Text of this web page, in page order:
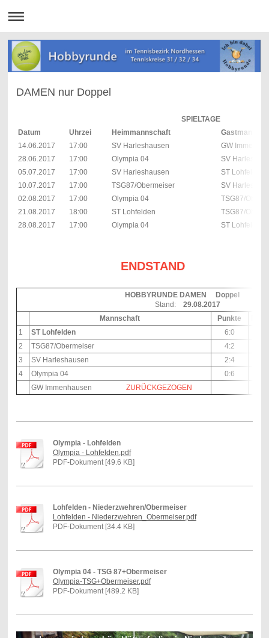
DAMEN nur Doppel
SPIELTAGE
Datum
Uhrzei Heimmannschaft
14.06.2017
17:00 SV Harleshausen
GW
28.06.2017
17:00 Olympia 04
SV
05.07.2017
17:00 SV Harleshausen
ST Lohfelden
10.07.2017
17:00 TSG87/Obermeiser
SV
02.08.2017
17:00 Olympia 04
TSG87/
21.08.2017
18:00 ST Lohfelden
TSG87/
28.08.2017
17:00 Olympia 04 ST Lohfelden
ENDSTAND
HOBBYRUNDE DAMEN Doppel
Stand: 29.08.2017
Mannschaft
Punkte
1
ST Lohfelden 6:0
2
TSG87/Obermeiser 4:2
3
SV Harleshausen 2:4
4
Olympia 04 0:6
GW Immenhausen
ZURÜCKGEZOGEN
Olympia - Lohfelden
Olympia - Lohfelden.pdf
PDF-Dokument [49.6 KB]
Lohfelden - Niederzwehren/Obermeiser
Lohfelden - Niederzwehren_Obermeiser.pdf
PDF-Dokument [34.4 KB]
Olympia 04 - TSG 87+Obermeiser
Olympia-TSG+Obermeiser.pdf
PDF-Dokument [489.2 KB]